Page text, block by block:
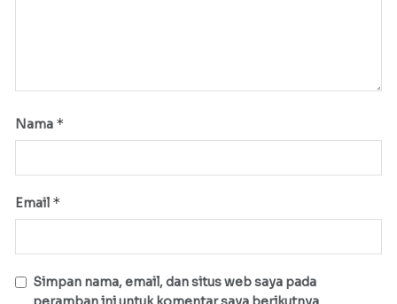
Nama *
Email *
Simpan nama, email, dan situs web saya pada